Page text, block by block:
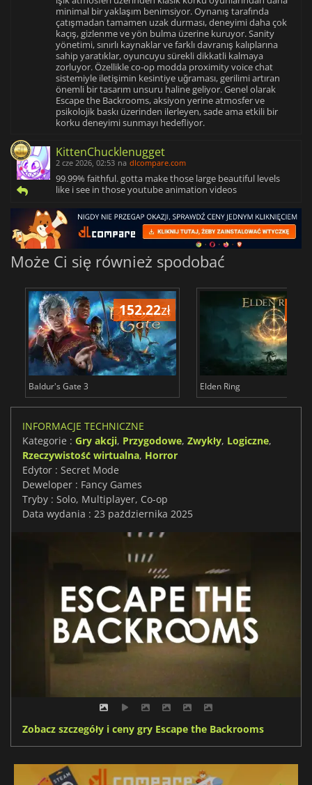
minimal bir yaklaşım benimsiyor. Oynanış tarafında
çatışmadan tamamen uzak durması, deneyimi daha çok
kaçış, gizlenme ve yön bulma üzerine kuruyor. Sanity
yönetimi, sınırlı kaynaklar ve farklı davranış kalıplarına
sahip yaratıklar, oyuncuyu sürekli dikkatli kalmaya
zorluyor. Özellikle co-op modda proximity voice chat
sistemiyle iletişimin kesintiye uğraması, gerilimi artıran
önemli bir tasarım unsuru haline geliyor. Genel olarak
Escape the Backrooms, aksiyon yerine atmosfer ve
psikolojik baskı üzerinden ilerleyen, sade ama etkili bir
korku deneyimi sunmayı hedefliyor.
KittenChucklenugget
2 cze 2026, 02:53 na dlcompare.com
99.99% faithful. gotta make those large beautiful levels
like i see in those youtube animation videos
Może Ci się również spodobać
152.22zł
Baldur's Gate 3 Elden Ring
INFORMACJE TECHNICZNE
Kategorie : Gry akcji, Przygodowe, Zwykły, Logiczne,
Rzeczywistość wirtualna, Horror
Edytor : Secret Mode
Deweloper : Fancy Games
Tryby : Solo, Multiplayer, Co-op
Data wydania : 23 października 2025
Zobacz szczegóły i ceny gry Escape the Backrooms